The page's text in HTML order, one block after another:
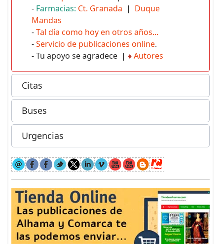
- Farmacias: Ct. Granada | Duque
Mandas
-Tal día como hoy en otros años...
-Servicio de publicaciones online.
- Tu apoyo se agradece | ♦Autores
Citas
Buses
Urgencias